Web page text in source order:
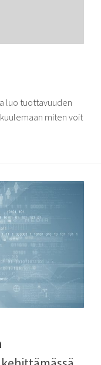
luo tuottavuuden
miten voit